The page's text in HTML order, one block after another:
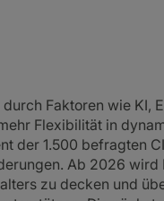
Faktoren wie KI,
Flexibilität in
der 1.500 befragten
Ab 2026 wird
zu decken und